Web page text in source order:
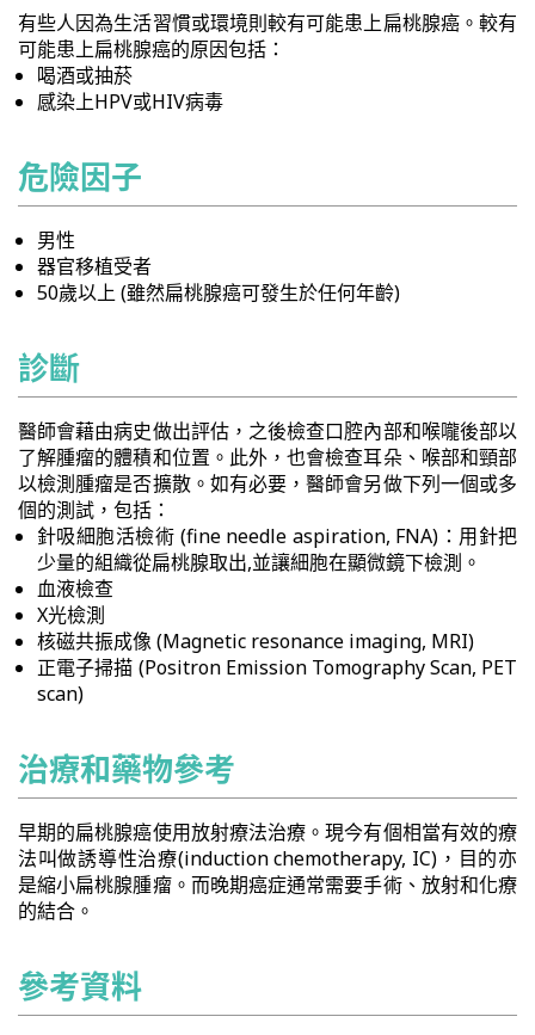
有些人因為生活習慣或環境則較有可能患上扁桃腺癌。較有
可能患上扁桃腺癌的原因包括：
喝酒或抽菸
感染上HPV或HIV病毒
危險因子
男性
器官移植受者
50歲以上 (雖然扁桃腺癌可發生於任何年齡)
診斷
醫師會藉由病史做出評估，之後檢查口腔內部和喉嚨後部以
了解腫瘤的體積和位置。此外，也會檢查耳朵、喉部和頸部
以檢測腫瘤是否擴散。如有必要，醫師會另做下列一個或多
個的測試，包括：
針吸細胞活檢術 (fine needle aspiration, FNA)：用針把
少量的組織從扁桃腺取出,並讓細胞在顯微鏡下檢測。
血液檢查
X光檢測
核磁共振成像 (Magnetic resonance imaging, MRI)
正電子掃描 (Positron Emission Tomography Scan, PET
scan)
治療和藥物參考
早期的扁桃腺癌使用放射療法治療。現今有個相當有效的療
法叫做誘導性治療(induction chemotherapy, IC)，目的亦
是縮小扁桃腺腫瘤。而晚期癌症通常需要手術、放射和化療
的結合。
參考資料